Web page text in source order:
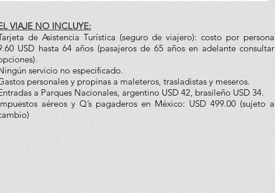
VIAJE NO INCLUYE:
de Asistencia Turística (seguro de viajero): costo por persona
USD hasta 64 años (pasajeros de 65 años en adelante consultar
servicio no especificado.
personales y propinas a maleteros, trasladistas y meseros.
a Parques Nacionales, argentino USD 42, brasileño USD 34.
aéreos y Q’s pagaderos en México: USD 499.00 (sujeto a